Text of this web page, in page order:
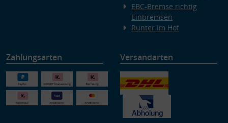
EBC-Bremse richtig
Einbremsen
Runter im Hof
Zahlungsarten Versandarten